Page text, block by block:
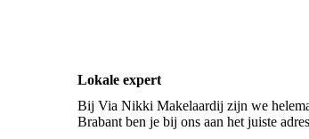
Lokale expert
Bij Via Nikki Makelaardij zijn we
Brabant ben je bij ons aan het juiste